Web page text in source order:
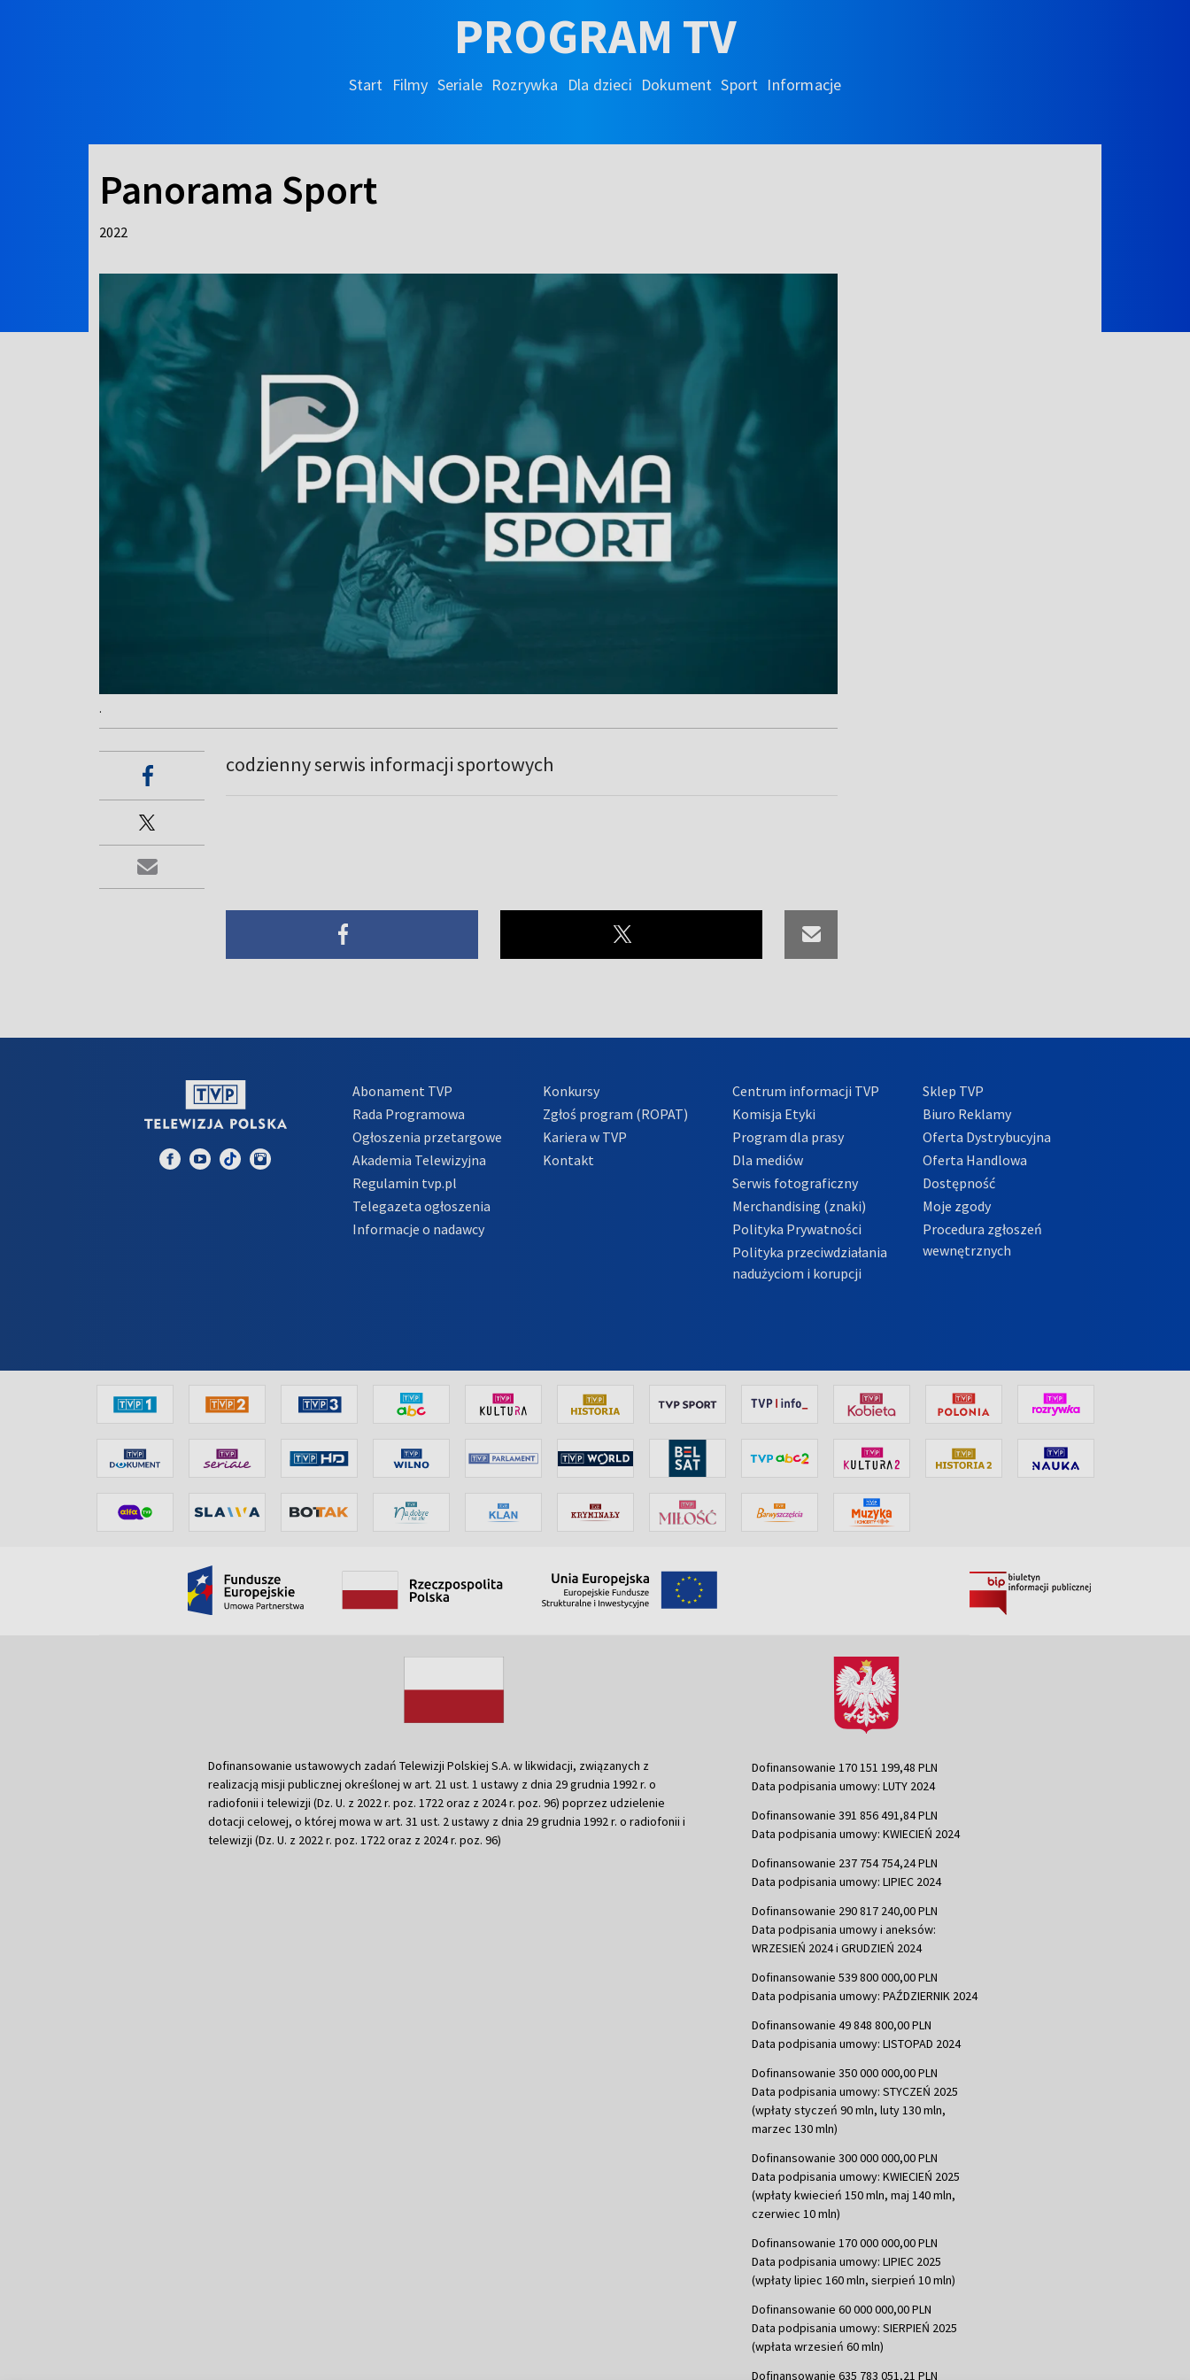
PROGRAM TV
Start Filmy Seriale Rozrywka Dla dzieci Dokument Sport Informacje
Panorama Sport
2022
.
codzienny serwis informacji sportowych
Abonament TVP
Rada Programowa
Ogłoszenia przetargowe
Akademia Telewizyjna
Regulamin tvp.pl
Telegazeta ogłoszenia
Informacje o nadawcy
Konkursy
Zgłoś program (ROPAT)
Kariera w TVP
Kontakt
Centrum informacji TVP
Komisja Etyki
Program dla prasy
Dla mediów
Serwis fotograficzny
Merchandising (znaki)
Polityka Prywatności
Polityka przeciwdziałania
nadużyciom i korupcji
Sklep TVP
Biuro Reklamy
Oferta Dystrybucyjna
Oferta Handlowa
Dostępność
Moje zgody
Procedura zgłoszeń
wewnętrznych
Dofinansowanie ustawowych zadań Telewizji Polskiej S.A. w likwidacji, związanych z
realizacją misji publicznej określonej w art. 21 ust. 1 ustawy z dnia 29 grudnia 1992 r. o
radiofonii i telewizji (Dz. U. z 2022 r. poz. 1722 oraz z 2024 r. poz. 96) poprzez udzielenie
dotacji celowej, o której mowa w art. 31 ust. 2 ustawy z dnia 29 grudnia 1992 r. o radiofonii i
telewizji (Dz. U. z 2022 r. poz. 1722 oraz z 2024 r. poz. 96)
Dofinansowanie 170 151 199,48 PLN
Data podpisania umowy: LUTY 2024
Dofinansowanie 391 856 491,84 PLN
Data podpisania umowy: KWIECIEŃ 2024
Dofinansowanie 237 754 754,24 PLN
Data podpisania umowy: LIPIEC 2024
Dofinansowanie 290 817 240,00 PLN
Data podpisania umowy i aneksów:
WRZESIEŃ 2024 i GRUDZIEŃ 2024
Dofinansowanie 539 800 000,00 PLN
Data podpisania umowy: PAŹDZIERNIK 2024
Dofinansowanie 49 848 800,00 PLN
Data podpisania umowy: LISTOPAD 2024
Dofinansowanie 350 000 000,00 PLN
Data podpisania umowy: STYCZEŃ 2025
(wpłaty styczeń 90 mln, luty 130 mln,
marzec 130 mln)
Dofinansowanie 300 000 000,00 PLN
Data podpisania umowy: KWIECIEŃ 2025
(wpłaty kwiecień 150 mln, maj 140 mln,
czerwiec 10 mln)
Dofinansowanie 170 000 000,00 PLN
Data podpisania umowy: LIPIEC 2025
(wpłaty lipiec 160 mln, sierpień 10 mln)
Dofinansowanie 60 000 000,00 PLN
Data podpisania umowy: SIERPIEŃ 2025
(wpłata wrzesień 60 mln)
Dofinansowanie 635 783 051,21 PLN